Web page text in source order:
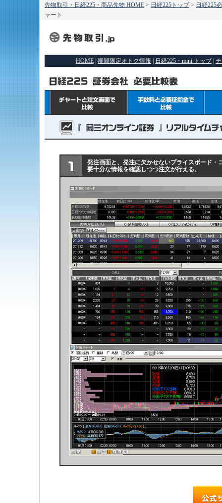
先物取引・日経225・商品先物 HOME > 日経225トップ> 日経225
ャート
HOME 期間限定オトク情報 日経225・mini トップ|
発注画面と、発注に欠かせないプライスボード
要十分な情報を確認しつつ注文が行える。